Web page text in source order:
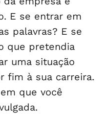
E se entrar em
palavras? E se
que pretendia
uma situação
fim à sua carreira.
que você